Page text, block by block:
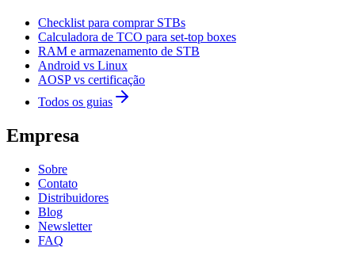
Checklist para comprar STBs
Calculadora de TCO para set-top boxes
RAM e armazenamento de STB
Android vs Linux
AOSP vs certificação
Todos os guias
Empresa
Sobre
Contato
Distribuidores
Blog
Newsletter
FAQ